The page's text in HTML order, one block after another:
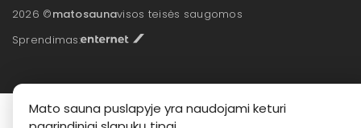
2026 ©matosaunavisos teisės saugomos
Sprendimas:
Mato sauna puslapyje yra naudojami keturi